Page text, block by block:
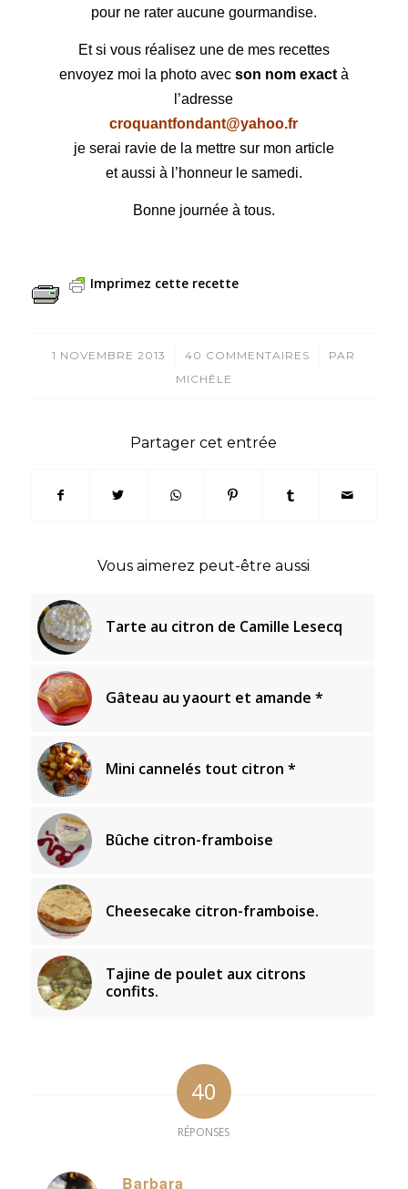
pour ne rater aucune gourmandise.
Et si vous réalisez une de mes recettes
envoyez moi la photo avec son nom exactà
l’adresse
croquantfondant@yahoo.fr
je serai ravie de la mettre sur mon article
et aussi à l’honneur le samedi.
Bonne journée à tous.
Imprimez cette recette
1 NOVEMBRE 2013
/ 40 COMMENTAIRES
/
PAR
MICHÈLE
Partager cet entrée
Vous aimerez peut-être aussi
Tarte au citron de Camille Lesecq
Gâteau au yaourt et amande *
Mini cannelés tout citron *
Bûche citron-framboise
Cheesecake citron-framboise.
Tajine de poulet aux citrons
confits.
40
RÉPONSES
Barbara